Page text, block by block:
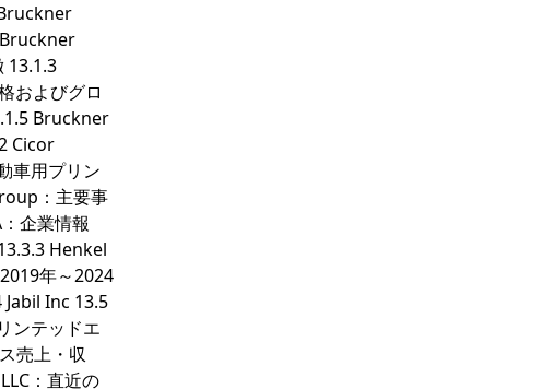
13.1.3
およびグロ
Bruckner
Cicor
車用プリン
：主要事
企業情報
Henkel
年～2024
Inc 13.5
ンテッドエ
売上・収
：直近の